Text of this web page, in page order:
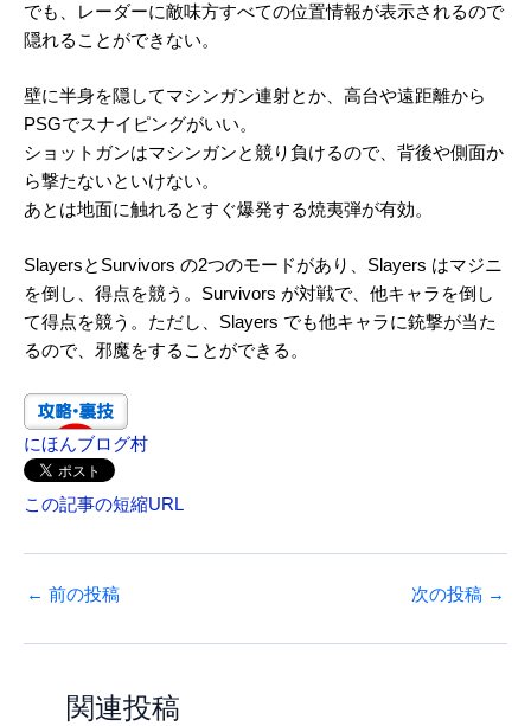
でも、レーダーに敵味方すべての位置情報が表示されるので
隠れることができない。
壁に半身を隠してマシンガン連射とか、高台や遠距離から
PSGでスナイピングがいい。
ショットガンはマシンガンと競り負けるので、背後や側面か
ら撃たないといけない。
あとは地面に触れるとすぐ爆発する焼夷弾が有効。
SlayersとSurvivors の2つのモードがあり、Slayers はマジニ
を倒し、得点を競う。Survivors が対戦で、他キャラを倒し
て得点を競う。ただし、Slayers でも他キャラに銃撃が当た
るので、邪魔をすることができる。
にほんブログ村
この記事の短縮URL
← 前の投稿 次の投稿 →
関連投稿